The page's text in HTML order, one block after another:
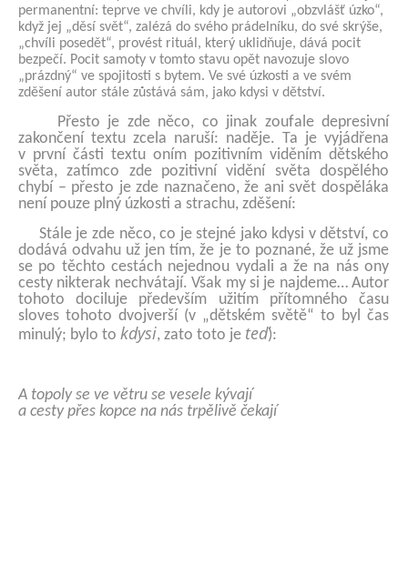
permanentní: teprve ve chvíli, kdy je autorovi „obzvlášť úzko“,
když jej „děsí svět“, zalézá do svého prádelníku, do své skrýše,
„chvíli posedět“, provést rituál, který uklidňuje, dává pocit
bezpečí. Pocit samoty v tomto stavu opět navozuje slovo
„prázdný“ ve spojitosti s bytem. Ve své úzkosti a ve svém
zděšení autor stále zůstává sám, jako kdysi v dětství.
Přesto je zde něco, co jinak zoufale depresivní
zakončení textu zcela naruší: naděje. Ta je vyjádřena
v první části textu oním pozitivním viděním dětského
světa, zatímco zde pozitivní vidění světa dospělého
chybí – přesto je zde naznačeno, že ani svět dospěláka
není pouze plný úzkosti a strachu, zděšení:
Stále je zde něco, co je stejné jako kdysi v dětství, co
dodává odvahu už jen tím, že je to poznané, že už jsme
se po těchto cestách nejednou vydali a že na nás ony
cesty nikterak nechvátají. Však my si je najdeme… Autor
tohoto dociluje především užitím přítomného času
sloves tohoto dvojverší (v „dětském světě“ to byl čas
minulý; bylo to kdysi, zato toto je teď):
A topoly se ve větru se vesele kývají
a cesty přes kopce na nás trpělivě čekají